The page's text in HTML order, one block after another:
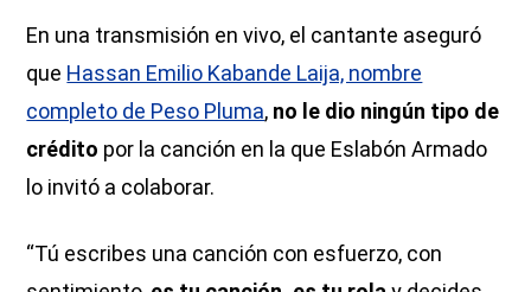
En una transmisión en vivo, el cantante aseguró
que Hassan Emilio Kabande Laija, nombre
completo de Peso Pluma, no le dio ningún tipo de
crédito por la canción en la que Eslabón Armado
lo invitó a colaborar.
“Tú escribes una canción con esfuerzo, con